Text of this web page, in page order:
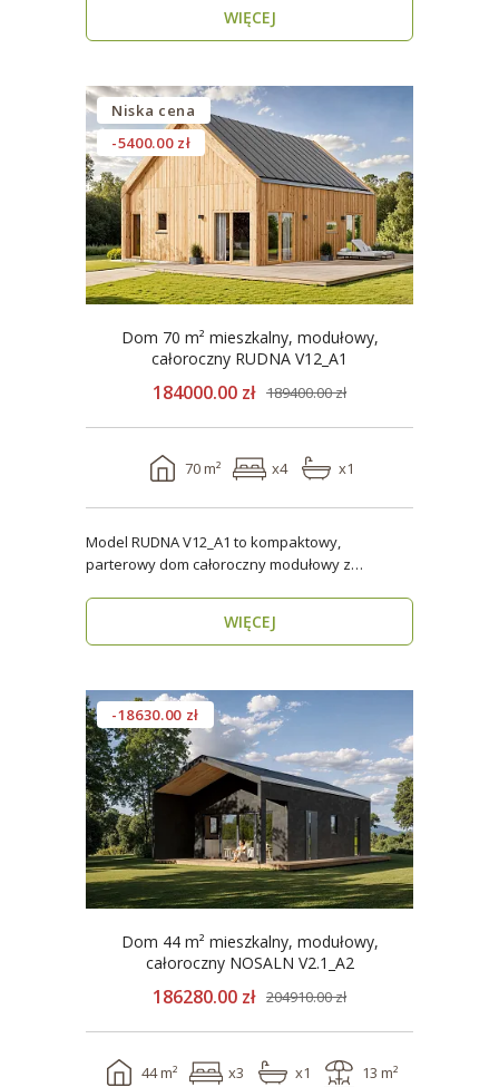
WIĘCEJ
Niska cena
-5400.00 zł
Dom 70 m² mieszkalny, modułowy,
całoroczny RUDNA V12_A1
184000.00 zł 189400.00 zł
70 m² x4 x1
Model RUDNA V12_A1 to kompaktowy,
parterowy dom całoroczny modułowy z
WIĘCEJ
-18630.00 zł
Dom 44 m² mieszkalny, modułowy,
całoroczny NOSALN V2.1_A2
186280.00 zł 204910.00 zł
44 m² x3 x1 13 m²